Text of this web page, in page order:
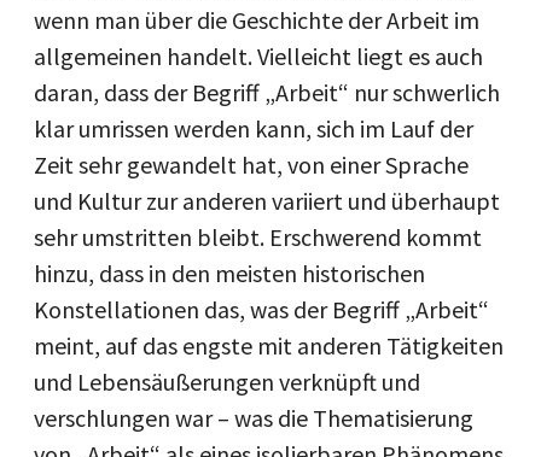
wenn man über die Geschichte der Arbeit im
allgemeinen handelt. Vielleicht liegt es auch
daran, dass der Begriff „Arbeit“ nur schwerlich
klar umrissen werden kann, sich im Lauf der
Zeit sehr gewandelt hat, von einer Sprache
und Kultur zur anderen variiert und überhaupt
sehr umstritten bleibt. Erschwerend kommt
hinzu, dass in den meisten historischen
Konstellationen das, was der Begriff „Arbeit“
meint, auf das engste mit anderen Tätigkeiten
und Lebensäußerungen verknüpft und
verschlungen war – was die Thematisierung